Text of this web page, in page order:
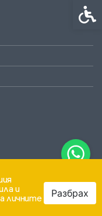
и
личните
Разбрах